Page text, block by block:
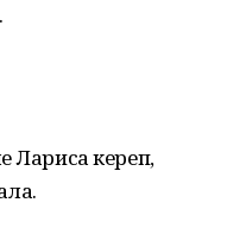
Лариса кереп,